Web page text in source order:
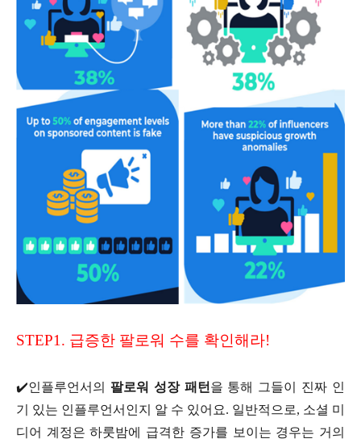
STEP1. 급증한 팔로워 수를 확인해라!
✔️인플루언서의 팔로워 성장 패턴 을 통해 그들이 진짜 인
기 있는 인플루언서인지 알 수 있어요. 일반적으로, 소셜 미
디어 계정은 하룻밤에 급격한 증가를 보이는 경우는 거의